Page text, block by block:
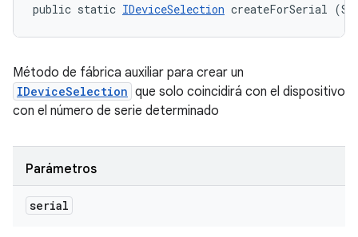
public static IDeviceSelection createForSerial
Método de fábrica auxiliar para crear un
IDeviceSelection que solo coincidirá con el dispositivo
con el número de serie determinado
Parámetros
serial